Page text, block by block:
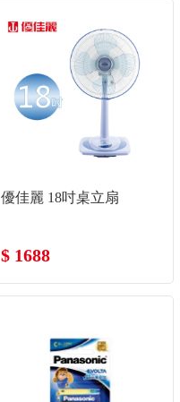
優佳麗 18吋桌立扇
$ 1688